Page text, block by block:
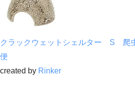
クラックウェットシェルター S
便
created by Rinker